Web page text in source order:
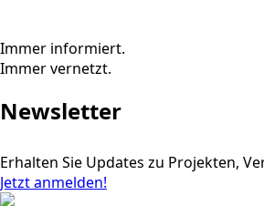
Immer informiert.
Immer vernetzt.
Newsletter
Erhalten Sie Updates zu Projekten,
Jetzt anmelden!